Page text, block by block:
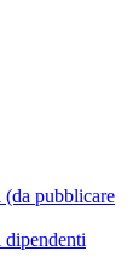
(da pubblicare